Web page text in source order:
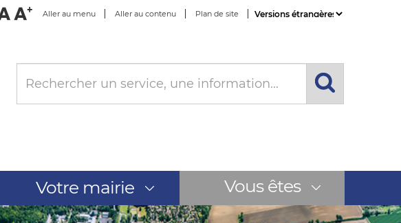
Aller au menu Aller au contenu Plan de site
Votre mairie Vous êtes